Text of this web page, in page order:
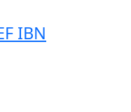
IBN